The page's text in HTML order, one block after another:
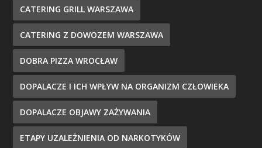
CATERING GRILL WARSZAWA
CATERING Z DOWOZEM WARSZAWA
DOBRA PIZZA WROCŁAW
DOPALACZE I ICH WPŁYW NA ORGANIZM CZŁOWIEKA
DOPALACZE OBJAWY ZAŻYWANIA
ETAPY UZALEŻNIENIA OD NARKOTYKÓW